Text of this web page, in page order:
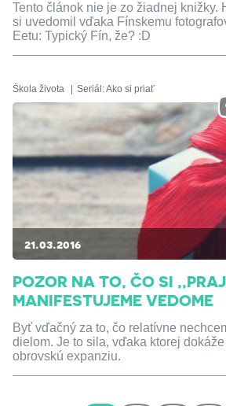
Tento článok nie je zo žiadnej knižky.
si uvedomil vďaka Fínskemu
Eetu: Typický Fín, že? :D
Škola života Seriál:Ako si priať
21.03.2016
POZOR NA TO, ČO SI
MANIFESTUJEME VEDOME
Byť vďačný za to, čo relatívne
dielom. Je to sila, vďaka ktorej
obrovskú expanziu.